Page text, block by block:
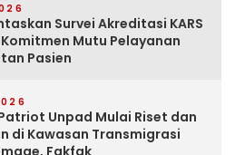
Survei Akreditasi KARS
Mutu Pelayanan
Pasien
Unpad Mulai Riset dan
di Kawasan Transmigrasi
Fakfak